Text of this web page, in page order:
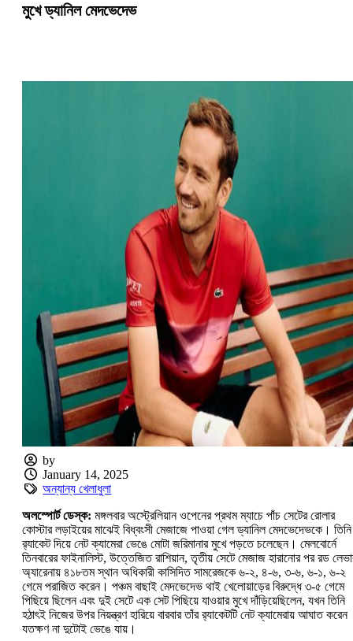
মুখে ড্যানিল মেদভেদেভ
by
January 14, 2025
অন্যান্য খেলাধুলা
অলস্পোর্ট ডেস্ক: মঙ্গলবার অস্ট্রেলিয়ান ওপেনের প্রথম ম্যাচে পাঁচ সেটের রোলার
কোস্টার লড়াইয়ের মাঝেই বিধ্বংসী মেজাজে পাওয়া গেল ড্যানিল মেদভেদেভকে। তিনি
র‍্যাকেট দিয়ে নেট ক্যামেরা ভেঙে মোটা জরিমানার মুখে পড়তে চলেছেন। মেলবোর্নে
তিনবারের ফাইনালিস্ট, উত্তেজিত রাশিয়ান, তৃতীয় সেটে মেজাজ হারানোর পর রড
অ্যারেনায় ৪১৮তম স্থান অধিকারী কাসিদিত সামরেজকে ৬-২, ৪-৬, ৩-৬, ৬-১, ৬-২
গেমে পরাজিত করেন। পঞ্চম বাছাই মেদভেদেভ থাই খেলোয়াড়ের বিরুদ্ধে ৩-৫ গেমে
পিছিয়ে ছিলেন এবং দুই সেটে এক সেট পিছিয়ে যাওয়ার মুখে দাঁড়িয়েছিলেন, যখন তিনি
হঠাৎই নিজের উপর নিয়ন্ত্রণ হারিয়ে বারবার তাঁর র‍্যাকেটটি নেট ক্যামেরায় আঘাত করেন
যতক্ষণ না দুটোই ভেঙে যায়।